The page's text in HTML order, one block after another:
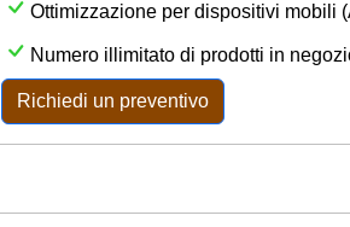
Ottimizzazione per dispositivi mobili
Numero illimitato di prodotti in
Richiedi un preventivo